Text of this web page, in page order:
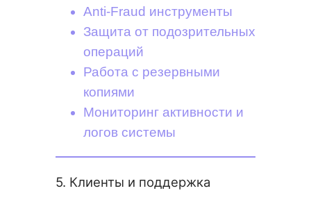
Anti-Fraud инструменты
Защита от подозрительных
операций
Работа с резервными
копиями
Мониторинг активности и
логов системы
5. Клиенты и поддержка